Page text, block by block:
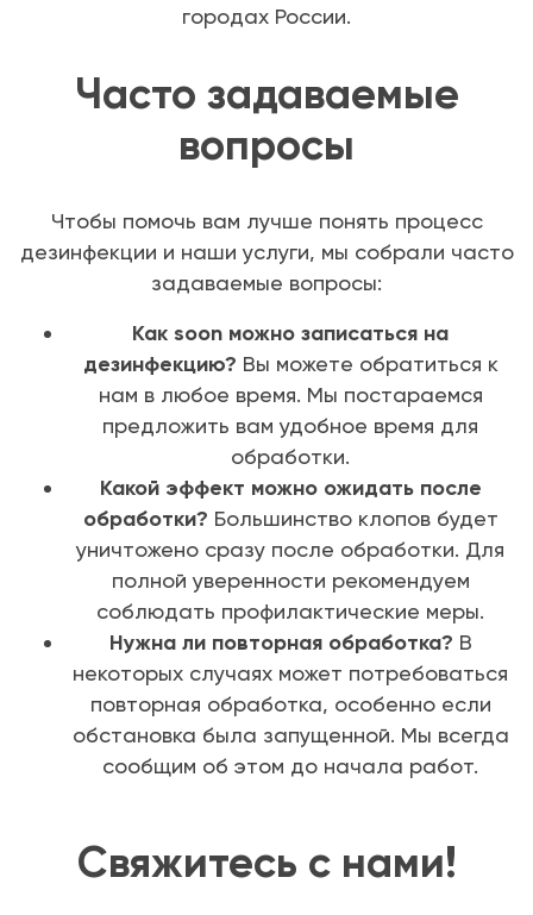
городах России.
Часто задаваемые
вопросы
Чтобы помочь вам лучше понять процесс
дезинфекции и наши услуги, мы собрали часто
задаваемые вопросы:
Как soon можно записаться на
дезинфекцию? Вы можете обратиться к
нам в любое время. Мы постараемся
предложить вам удобное время для
обработки.
Какой эффект можно ожидать после
обработки? Большинство клопов будет
уничтожено сразу после обработки. Для
полной уверенности рекомендуем
соблюдать профилактические меры.
Нужна ли повторная обработка? В
некоторых случаях может потребоваться
повторная обработка, особенно если
обстановка была запущенной. Мы всегда
сообщим об этом до начала работ.
Свяжитесь с нами!